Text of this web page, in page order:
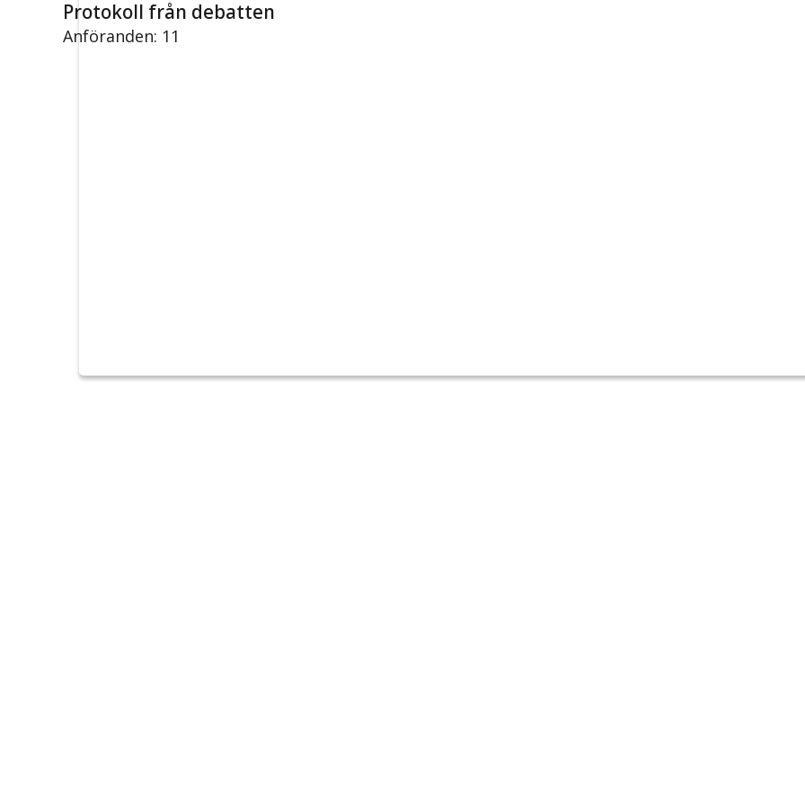
Protokoll från debatten
Anföranden: 11